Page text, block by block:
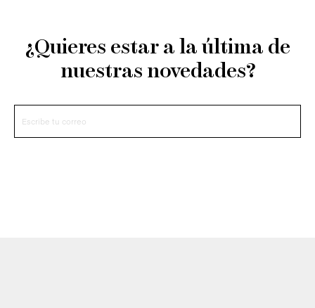
¿Quieres estar a la última de
nuestras novedades?